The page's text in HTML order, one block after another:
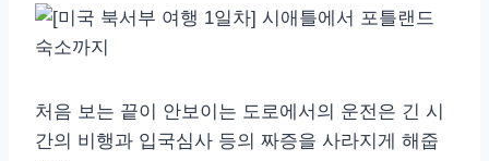
처음 보는 끝이 안보이는 도로에서의 운전은 긴 시
간의 비행과 입국심사 등의 짜증을 사라지게 해줍